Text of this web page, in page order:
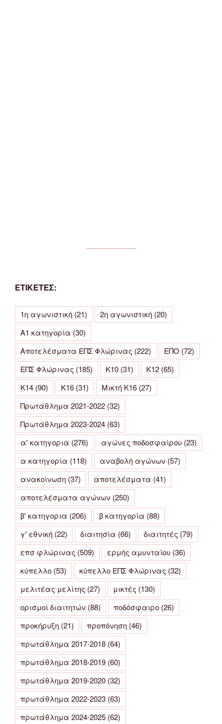
ΕΤΙΚΕΤΕΣ:
1η αγωνιστική (21) 2η αγωνιστική (20)
Α1 κατηγορία (30)
Αποτελέσματα ΕΠΣ Φλώρινας (222) ΕΠΟ (72)
ΕΠΣ Φλώρινας (185) Κ10 (31) Κ12 (65)
Κ14 (90) Κ16 (31) Μικτή Κ16 (27)
Πρωτάθλημα 2021-2022 (32)
Πρωτάθλημα 2023-2024 (63)
α' κατηγορια (276) αγώνες ποδοσφαίρου (23)
α κατηγορία (118) αναβολή αγώνων (57)
ανακοίνωση (37) αποτελέσματα (41)
αποτελέσματα αγώνων (250)
β' κατηγορια (206) β κατηγορία (88)
γ' εθνική (22) διαιτησία (66) διαιτητές (79)
επσ φλώρινας (509) ερμής αμυνταίου (36)
κύπελλο (53) κύπελλο ΕΠΣ Φλώρινας (32)
μελιτέας μελίτης (27) μικτές (130)
ορισμοί διαιτητών (88) ποδόσφαιρο (26)
προκήρυξη (21) προπόνηση (46)
πρωτάθλημα 2017-2018 (64)
πρωτάθλημα 2018-2019 (60)
πρωτάθλημα 2019-2020 (32)
πρωτάθλημα 2022-2023 (63)
πρωτάθλημα 2024-2025 (62)